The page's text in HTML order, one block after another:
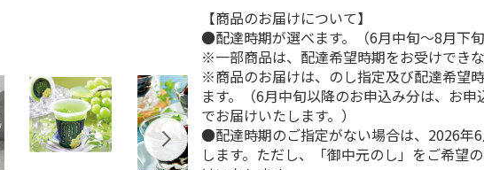
【商品のお届けについて】
●配達時期が選べます。（6月中旬～8月下旬
※一部商品は、配達希望時期をお受けできな
※商品のお届けは、のし指定及び配達希望
ます。（6月中旬以降のお申込み分は、お
でお届けいたします。）
●配達時期のご指定がない場合は、2026年
します。ただし、「御中元のし」をご希望